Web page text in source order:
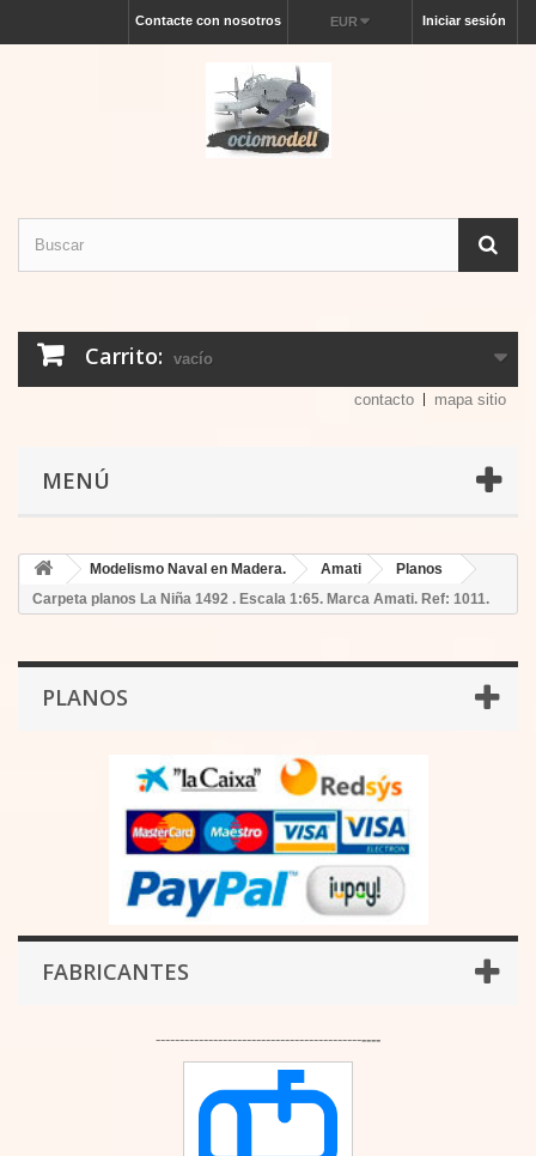
Iniciar sesión
EUR
Contacte con nosotros
Carrito: vacío
contacto mapa sitio
MENÚ
Modelismo Naval en Madera. Amati
Planos
Carpeta planos La Niña 1492 . Escala 1:65. Marca Amati. Ref: 1011.
PLANOS
FABRICANTES
-----------------------------------------------